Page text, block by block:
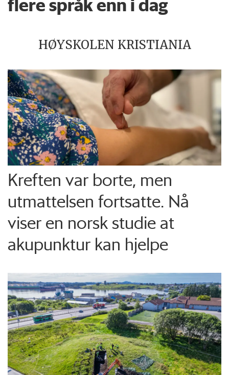
flere språk enn i dag
HØYSKOLEN KRISTIANIA
Kreften var borte, men
utmattelsen fortsatte. Nå
viser en norsk studie at
akupunktur kan hjelpe